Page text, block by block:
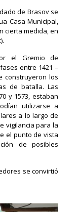
de Brasov se
Casa Municipal,
cierta medida, en
el Gremio de
entre 1421 –
construyeron los
de batalla. Las
y 1573, estaban
utilizarse a
a lo largo de
vigilancia para la
el punto de vista
de posibles
se convirtió